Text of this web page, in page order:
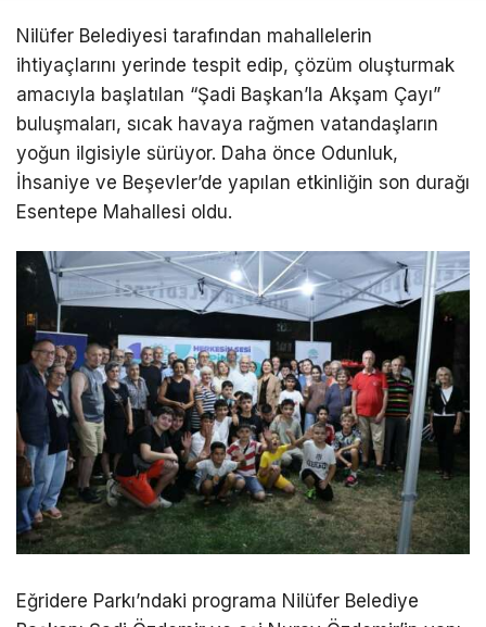
Nilüfer Belediyesi tarafından mahallelerin
ihtiyaçlarını yerinde tespit edip, çözüm oluşturmak
amacıyla başlatılan “Şadi Başkan’la Akşam Çayı”
buluşmaları, sıcak havaya rağmen vatandaşların
yoğun ilgisiyle sürüyor. Daha önce Odunluk,
İhsaniye ve Beşevler’de yapılan etkinliğin son durağı
Esentepe Mahallesi oldu.
Eğridere Parkı’ndaki programa Nilüfer Belediye